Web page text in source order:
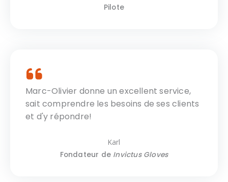
Pilote
Marc-Olivier donne un excellent service,
sait comprendre les besoins de ses clients
et d'y répondre!
Karl
Fondateur de Invictus Gloves